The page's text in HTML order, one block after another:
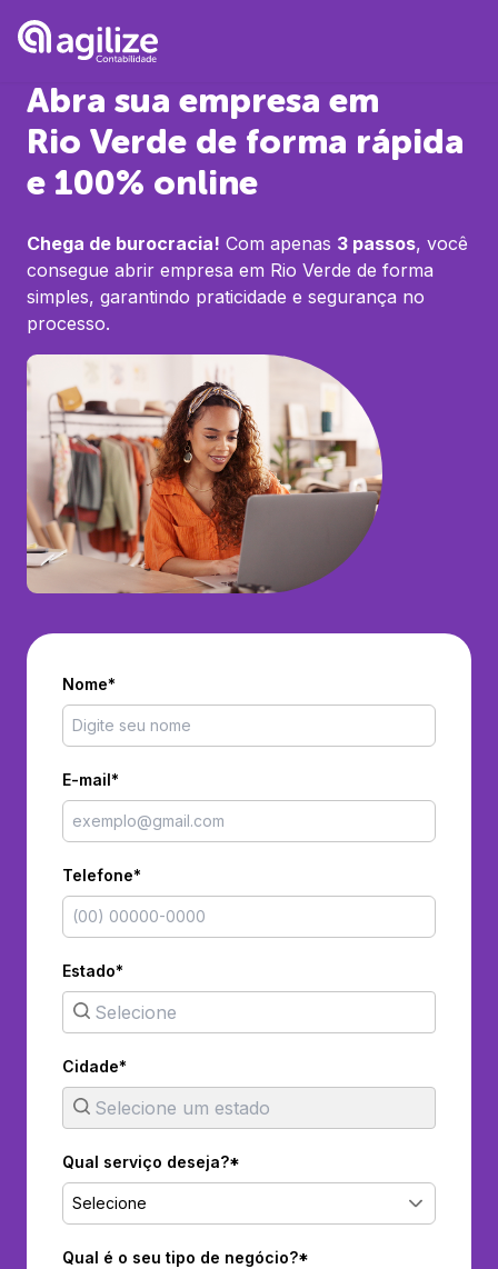
Abra sua empresa em
Rio Verde de forma rápida
e 100% online
Chega de burocracia! Com apenas 3 passos, você
consegue abrir empresa em Rio Verde de forma
simples, garantindo praticidade e segurança no
processo.
Nome*
E-mail*
Telefone*
Estado*
Cidade*
Qual serviço deseja?*
Selecione
Qual é o seu tipo de negócio?*